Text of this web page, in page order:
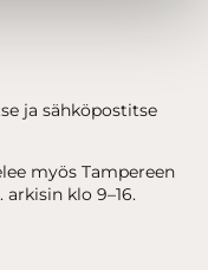
ja sähköpostitse
myös Tampereen
arkisin klo 9–16.